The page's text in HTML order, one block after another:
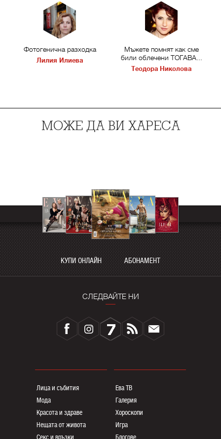
Фотогенична разходка
Лилия Илиева
Мъжете помнят как сме
били облечени ТОГАВА...
Теодора Николова
МОЖЕ ДА ВИ ХАРЕСА
КУПИ ОНЛАЙН АБОНАМЕНТ
СЛЕДВАЙТЕ НИ
Лица и събития
Мода
Красота и здраве
Нещата от живота
Секс и връзки
Ева ТВ
Галерия
Хороскопи
Игра
Блогoве